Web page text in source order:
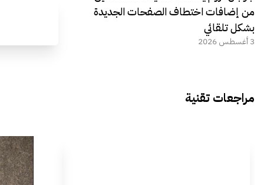
من إضافات اختطاف الصفحات الجديدة
بشكل تلقائي
3 أغسطس 2026
مراجعات تقنية